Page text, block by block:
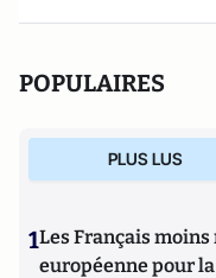
POPULAIRES
PLUS LUS
1Les Français
européenne pour